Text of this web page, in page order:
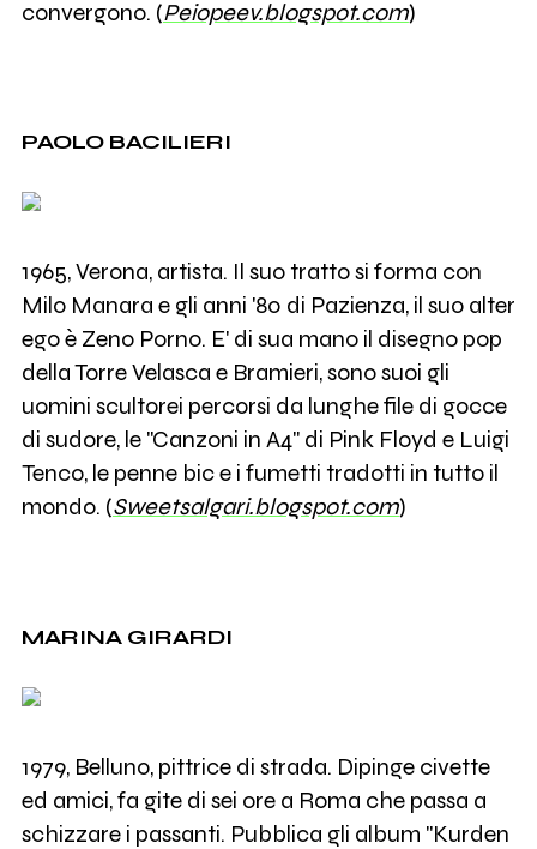
convergono. (Peiopeev.blogspot.com)
PAOLO BACILIERI
1965, Verona, artista. Il suo tratto si forma con
Milo Manara e gli anni '80 di Pazienza, il suo alter
ego è Zeno Porno. E' di sua mano il disegno pop
della Torre Velasca e Bramieri, sono suoi gli
uomini scultorei percorsi da lunghe file di gocce
di sudore, le "Canzoni in A4" di Pink Floyd e Luigi
Tenco, le penne bic e i fumetti tradotti in tutto il
mondo. (Sweetsalgari.blogspot.com)
MARINA GIRARDI
1979, Belluno, pittrice di strada. Dipinge civette
ed amici, fa gite di sei ore a Roma che passa a
schizzare i passanti. Pubblica gli album "Kurden